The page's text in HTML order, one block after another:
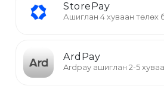
StorePay
Ашиглан 4 хуваан
ArdPay
Ardpay ашиглан 2-5